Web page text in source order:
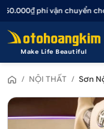
phí vận chuyển cho
Make Life Beautiful
/ NỘI THẤT / Sơn